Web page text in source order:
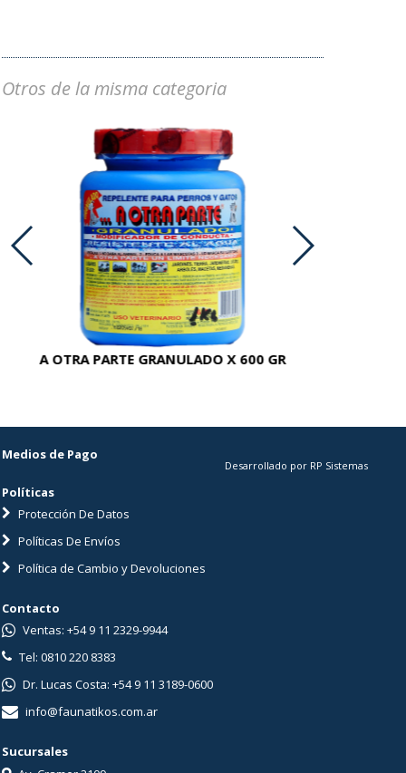
Otros de la misma categoria
A OTRA PARTE GRANULADO X 600 GR
Medios de Pago
Políticas
Protección De Datos
Políticas De Envíos
Política de Cambio y Devoluciones
Desarrollado por RP Sistemas
Contacto
Ventas: +54 9 11 2329-9944
Tel: 0810 220 8383
Dr. Lucas Costa: +54 9 11 3189-0600
info@faunatikos.com.ar
Sucursales